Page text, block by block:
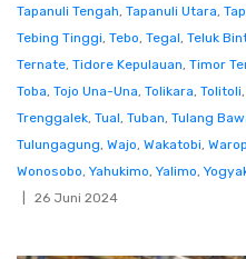
Tapanuli Tengah, Tapanuli Utara,
Tebing Tinggi, Tebo, Tegal, Teluk
Ternate, Tidore Kepulauan, Timor
Toba, Tojo Una-Una, Tolikara, Tolitoli,
Trenggalek, Tual, Tuban, Tulang
Tulungagung, Wajo, Wakatobi,
Wonosobo, Yahukimo, Yalimo,
26 Juni 2024